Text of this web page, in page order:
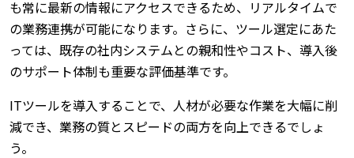
も常に最新の情報にアクセスできるため、リアルタイムで
の業務連携が可能になります。さらに、ツール選定にあた
っては、既存の社内システムとの親和性やコスト、導入後
のサポート体制も重要な評価基準です。
ITツールを導入することで、人材が必要な作業を大幅に削
減でき、業務の質とスピードの両方を向上できるでしょ
う。